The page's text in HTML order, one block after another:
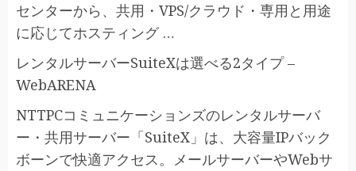
センターから、共用・VPS/クラウド・専用と用途
に応じてホスティング …
レンタルサーバーSuiteXは選べる2タイプ –
WebARENA
NTTPCコミュニケーションズのレンタルサーバ
ー・共用サーバー「SuiteX」は、大容量IPバック
ボーンで快適アクセス。メールサーバーやWebサ